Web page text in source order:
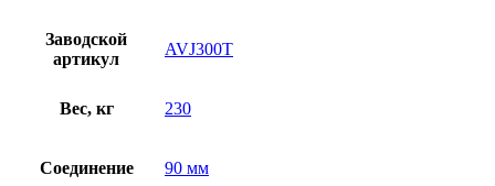
Заводской
артикул
AVJ300T
Вес, кг 230
Соединение 90 мм